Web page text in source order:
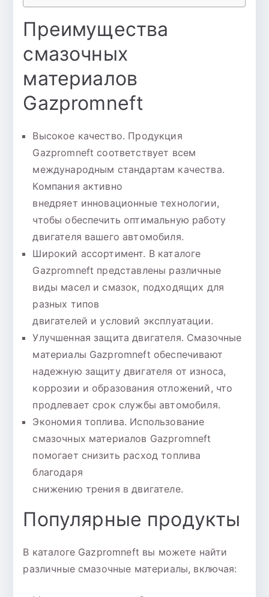
Преимущества
смазочных
материалов
Gazpromneft
Высокое качество. Продукция
Gazpromneft соответствует всем
международным стандартам качества.
Компания активно
внедряет инновационные технологии,
чтобы обеспечить оптимальную работу
двигателя вашего автомобиля.
Широкий ассортимент. В каталоге
Gazpromneft представлены различные
виды масел и смазок, подходящих для
разных типов
двигателей и условий эксплуатации.
Улучшенная защита двигателя. Смазочные
материалы Gazpromneft обеспечивают
надежную защиту двигателя от износа,
коррозии и образования отложений, что
продлевает срок службы автомобиля.
Экономия топлива. Использование
смазочных материалов Gazpromneft
помогает снизить расход топлива
благодаря
снижению трения в двигателе.
Популярные продукты
В каталоге Gazpromneft вы можете найти
различные смазочные материалы, включая: